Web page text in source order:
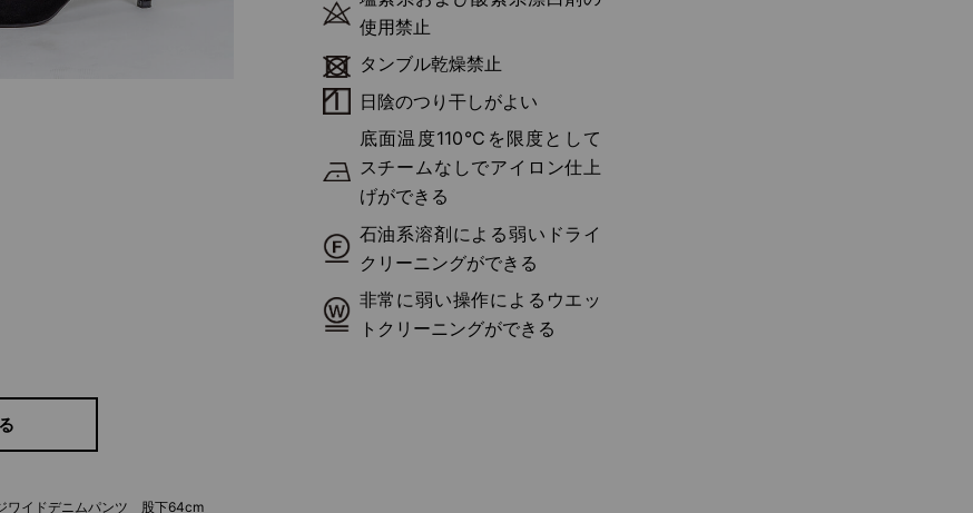
使用禁止
タンブル乾燥禁止
日陰のつり干しがよい
底面温度110℃を限度として
スチームなしでアイロン仕上
げができる
石油系溶剤による弱いドライ
クリーニングができる
非常に弱い操作によるウエッ
トクリーニングができる
ワイドデニムパンツ 股下64cm